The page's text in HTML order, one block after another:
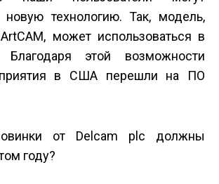
новую технологию. Так, модель,
может использоваться в
Благодаря этой возможности
в США перешли на ПО
от Delcam plc должны
году?